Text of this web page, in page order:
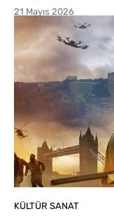
21 Mayıs 2026
KÜLTÜR SANAT